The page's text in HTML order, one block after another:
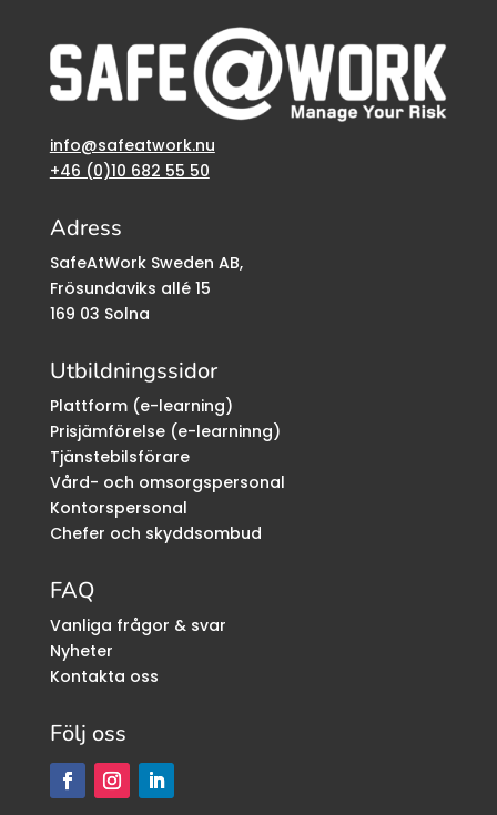
info@safeatwork.nu
+46 (0)10 682 55 50
Adress
SafeAtWork Sweden AB,
Frösundaviks allé 15
169 03 Solna
Utbildningssidor
Plattform (e-learning)
Prisjämförelse (e-learninng)
Tjänstebilsförare
Vård- och omsorgspersonal
Kontorspersonal
Chefer och skyddsombud
FAQ
Vanliga frågor & svar
Nyheter
Kontakta oss
Följ oss